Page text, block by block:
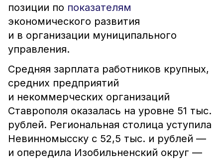
позиции по показателям
экономического развития
и в организации муниципального
управления.
Средняя зарплата работников крупных,
средних предприятий
и некоммерческих организаций
Ставрополя оказалась на уровне 51 тыс.
рублей. Региональная столица уступила
Невинномысску с 52,5 тыс. и рублей ―
и опередила Изобильненский округ ―